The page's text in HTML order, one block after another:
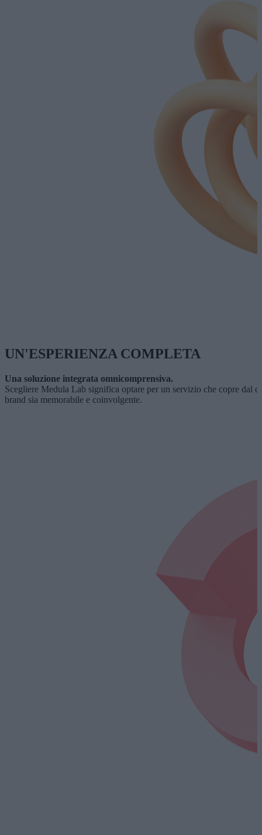
UN'ESPERIENZA COMPLETA
Una soluzione integrata omnicomprensiva.
Scegliere Medula Lab significa optare per un servizio che copre dal
brand sia memorabile e coinvolgente.